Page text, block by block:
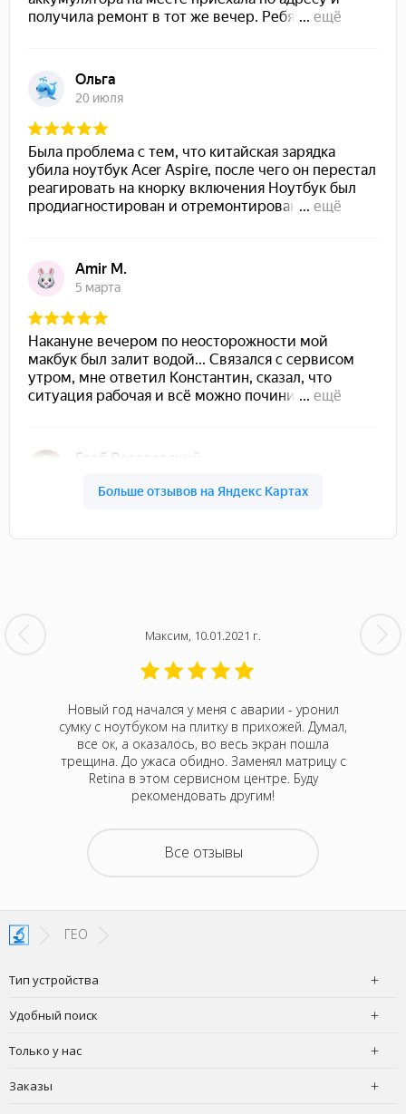
Максим, 10.01.2021 г.
Новый год начался у меня с аварии - уронил
сумку с ноутбуком на плитку в прихожей. Думал,
все ок, а оказалось, во весь экран пошла
трещина. До ужаса обидно. Заменял матрицу с
Retina в этом сервисном центре. Буду
рекомендовать другим!
Все отзывы
ГЕО
Тип устройства
Удобный поиск
Только у нас
Заказы